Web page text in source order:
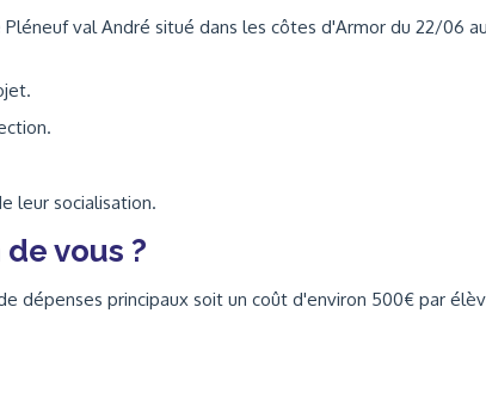
val André situé dans les côtes d'Armor du 22/06 au
leur socialisation.
vous ?
dépenses principaux soit un coût d'environ 500€ par